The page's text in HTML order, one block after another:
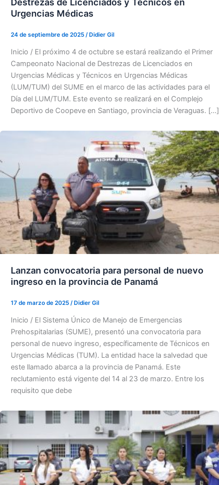
Urgencias Médicas
24 de septiembre de 2025 /Didier Gil
Inicio / El próximo 4 de octubre se estará realizando el Primer
Campeonato Nacional de Destrezas de Licenciados en
Urgencias Médicas y Técnicos en Urgencias Médicas
(LUM/TUM) del SUME en el marco de las actividades para el
Día del LUM/TUM. Este evento se realizará en el Complejo
Deportivo de Coopeve en Santiago, provincia de Veraguas. […]
Lanzan convocatoria para personal de nuevo
ingreso en la provincia de Panamá
17 de marzo de 2025 / Didier Gil
Inicio / El Sistema Único de Manejo de Emergencias
Prehospitalarias (SUME), presentó una convocatoria para
personal de nuevo ingreso, específicamente de Técnicos en
Urgencias Médicas (TUM). La entidad hace la salvedad que
este llamado abarca a la provincia de Panamá. Este
reclutamiento está vigente del 14 al 23 de marzo. Entre los
requisito que debe